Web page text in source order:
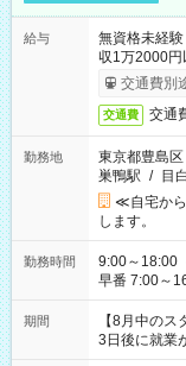
給与
無資格未経
収1万2000円
交通費別
交通費 交通
勤務地
東京都豊島区
巣鴨駅 / 目
≪自宅か
します。
勤務時間
9:00～18:00（休憩60分） ■ご
早番 7:00～
と休みを合
「できれば
ね。 ※Wワーク希望の方へ 今ご覧のお仕事で希望する勤務時間
と、もう1つ
期間
【8月中の
3日後に就業